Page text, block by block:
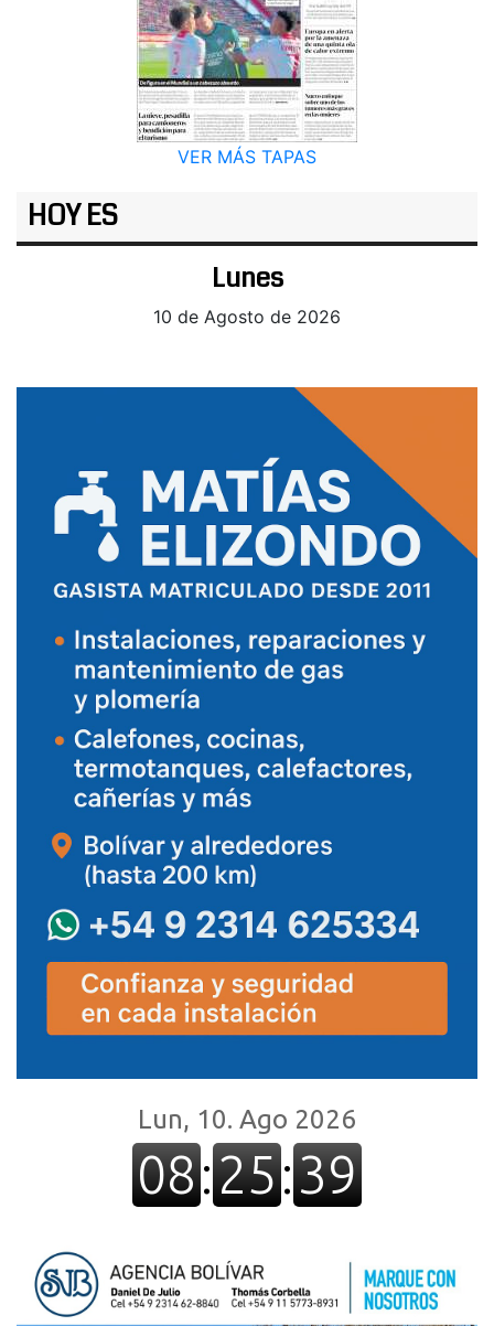
VER MÁS TAPAS
HOY ES
Lunes
10 de Agosto de 2026